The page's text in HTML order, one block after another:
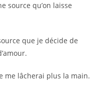
source qu’on laisse
que je décide de
me lâcherai plus la main.